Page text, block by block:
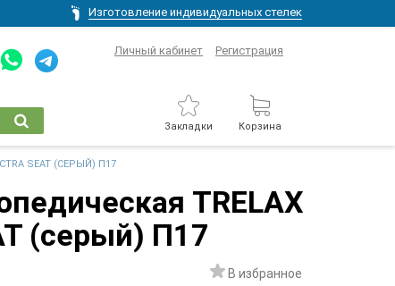
Изготовление индивидуальных стелек
Личный кабинет Регистрация
Закладки Корзина
SEAT (СЕРЫЙ) П17
TRELAX
(серый) П17
В избранное